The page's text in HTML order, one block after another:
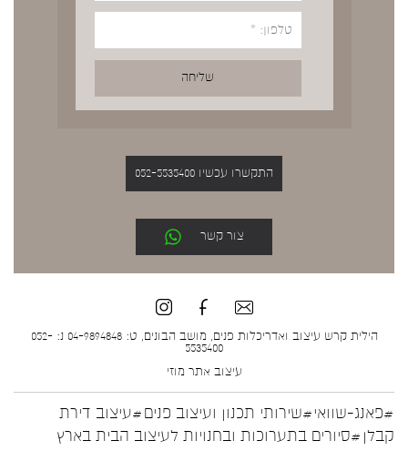
התקשרו עכשיו 052-5535400
צור קשר
הילית קרש עיצוב ואדריכלות פנים, מושב הבונים, ט: 04-9894848 נ: 052-
5535400
עיצוב אתר מוזי
#פאנג-שוואי#שירותי תכנון ועיצוב פנים#עיצוב דירת
קבלן #סיורים בתערוכות ובחנויות לעיצוב הבית בארץ